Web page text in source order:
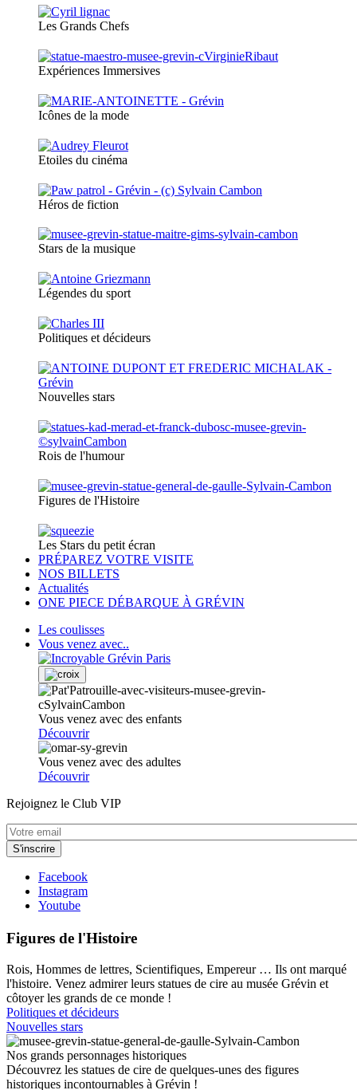
Les Grands Chefs
Expériences Immersives
Icônes de la mode
Etoiles du cinéma
Héros de fiction
Stars de la musique
Légendes du sport
Politiques et décideurs
Nouvelles stars
Rois de l'humour
Figures de l'Histoire
Les Stars du petit écran
PRÉPAREZ VOTRE VISITE
NOS BILLETS
Actualités
ONE PIECE DÉBARQUE À GRÉVIN
Les coulisses
Vous venez avec..
Vous venez avec des enfants
Découvrir
Vous venez avec des adultes
Découvrir
Rejoignez le Club VIP
Facebook
Instagram
Youtube
Figures de l'Histoire
Rois, Hommes de lettres, Scientifiques, Empereur … Ils ont marqué
l'histoire. Venez admirer leurs statues de cire au musée Grévin et
côtoyer les grands de ce monde !
Politiques et décideurs
Nouvelles stars
Nos grands personnages historiques
Découvrez les statues de cire de quelques-unes des figures
historiques incontournables à Grévin !